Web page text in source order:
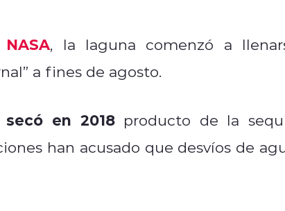
, la laguna comenzó a
a fines de agosto.
en 2018producto de la
han acusado que desvíos de